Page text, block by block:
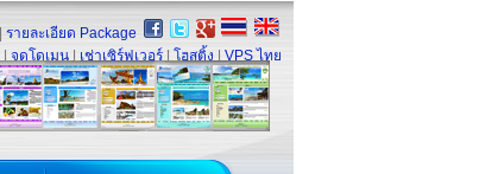
รายละเอียด Package
จดโดเมน เช่าเซิร์ฟเวอร์ โฮสติ้ง VPS ไทย